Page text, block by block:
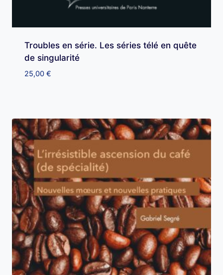
Troubles en série. Les séries télé en quête
de singularité
25,00 €